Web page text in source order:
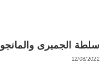
سلطة الجمبرى والمانجو
12/08/2022